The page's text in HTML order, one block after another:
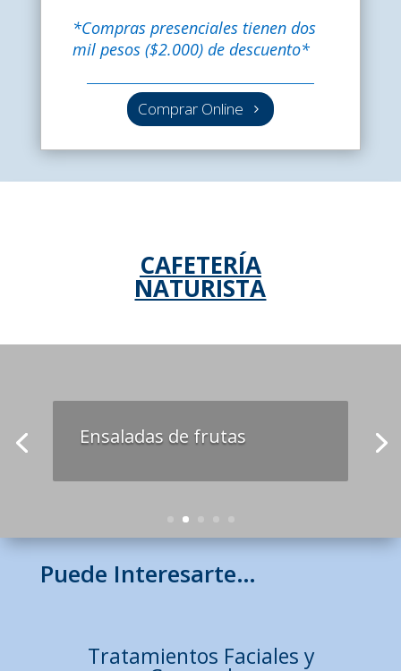
*Compras presenciales tienen dos
mil pesos ($2.000) de descuento*
Comprar Online
CAFETERÍA
NATURISTA
Ensaladas de frutas
Puede Interesarte…
Tratamientos Faciales y